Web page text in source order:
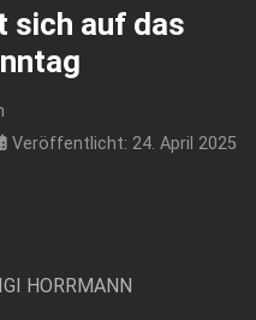
sich auf das
Veröffentlicht: 24. April 2025
HORRMANN